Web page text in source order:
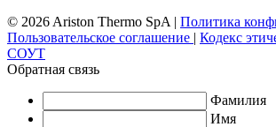
© 2026 Ariston Thermo SpA | Политика
Пользовательское соглашение | Кодекс
СОУТ
Обратная связь
Фамилия
Имя